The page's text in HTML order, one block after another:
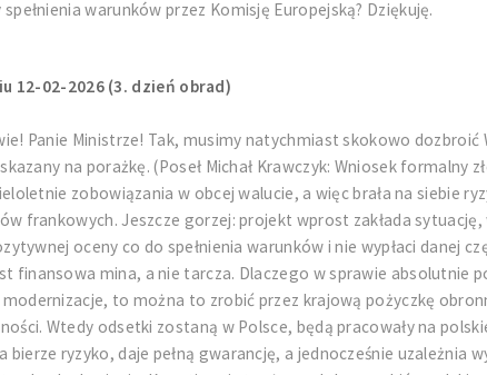
warunków przez Komisję Europejską? Dziękuję.
12-02-2026 (3. dzień obrad)
Panie Ministrze! Tak, musimy natychmiast skokowo
na porażkę. (Poseł Michał Krawczyk: Wniosek
zobowiązania w obcej walucie, a więc brała na siebie
frankowych. Jeszcze gorzej: projekt wprost zakłada
oceny co do spełnienia warunków i nie wypłaci danej
finansowa mina, a nie tarcza. Dlaczego w sprawie absolutnie
to można to zrobić przez krajową pożyczkę
Wtedy odsetki zostaną w Polsce, będą pracowały na
ryzyko, daje pełną gwarancję, a jednocześnie uzależnia